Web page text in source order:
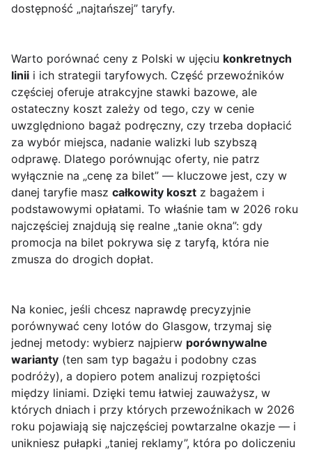
dostępność „najtańszej” taryfy.
Warto porównać ceny z Polski w ujęciu konkretnych
linii i ich strategii taryfowych. Część przewoźników
częściej oferuje atrakcyjne stawki bazowe, ale
ostateczny koszt zależy od tego, czy w cenie
uwzględniono bagaż podręczny, czy trzeba dopłacić
za wybór miejsca, nadanie walizki lub szybszą
odprawę. Dlatego porównując oferty, nie patrz
wyłącznie na „cenę za bilet” — kluczowe jest, czy w
danej taryfie masz całkowity koszt z bagażem i
podstawowymi opłatami. To właśnie tam w 2026 roku
najczęściej znajdują się realne „tanie okna”: gdy
promocja na bilet pokrywa się z taryfą, która nie
zmusza do drogich dopłat.
Na koniec, jeśli chcesz naprawdę precyzyjnie
porównywać ceny lotów do Glasgow, trzymaj się
jednej metody: wybierz najpierw porównywalne
warianty (ten sam typ bagażu i podobny czas
podróży), a dopiero potem analizuj rozpiętości
między liniami. Dzięki temu łatwiej zauważysz, w
których dniach i przy których przewoźnikach w 2026
roku pojawiają się najczęściej powtarzalne okazje — i
unikniesz pułapki „taniej reklamy”, która po doliczeniu